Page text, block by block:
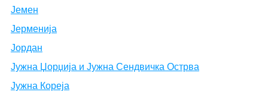
Јемен
Јерменија
Јордан
Јужна Џорџија и Јужна Сендвичка Острва
Јужна Кореја